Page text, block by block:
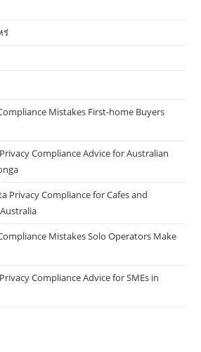
ร่
Mistakes First-home Buyers
Compliance Advice for Australian
Privacy Compliance for Cafes and
Mistakes Solo Operators Make
Compliance Advice for SMEs in